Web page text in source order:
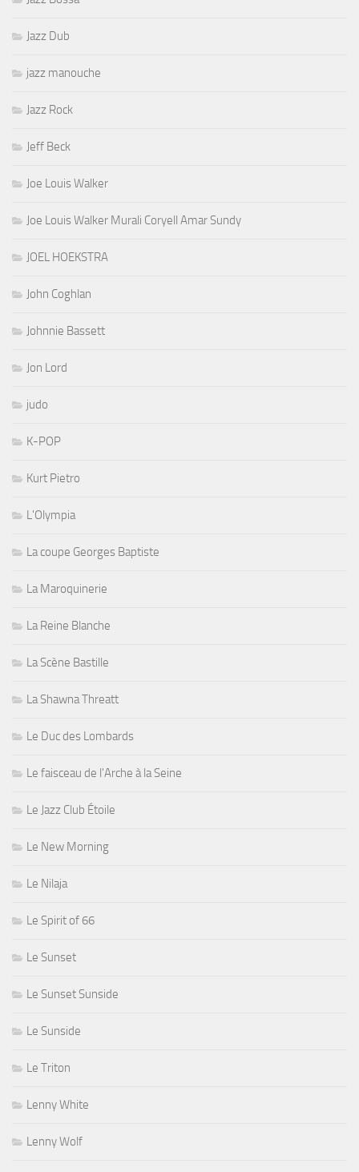
Jazz Dub
jazz manouche
Jazz Rock
Jeff Beck
Joe Louis Walker
Joe Louis Walker Murali Coryell Amar Sundy
JOEL HOEKSTRA
John Coghlan
Johnnie Bassett
Jon Lord
judo
K-POP
Kurt Pietro
L'Olympia
La coupe Georges Baptiste
La Maroquinerie
La Reine Blanche
La Scène Bastille
La Shawna Threatt
Le Duc des Lombards
Le faisceau de l'Arche à la Seine
Le Jazz Club Étoile
Le New Morning
Le Nilaja
Le Spirit of 66
Le Sunset
Le Sunset Sunside
Le Sunside
Le Triton
Lenny White
Lenny Wolf